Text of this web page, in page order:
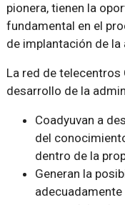
pionera, tienen la
fundamental en el
de implantación de
La red de
desarrollo de la
Coadyuvan a
del
dentro de la
Generan la